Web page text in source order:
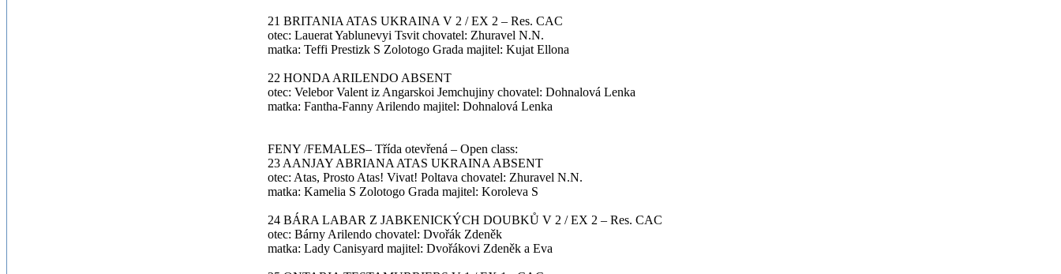
21 BRITANIA ATAS UKRAINA V 2 / EX 2 – Res. CAC
otec: Lauerat Yablunevyi Tsvit chovatel: Zhuravel N.N.
matka: Teffi Prestizk S Zolotogo Grada majitel: Kujat Ellona
22 HONDA ARILENDO ABSENT
otec: Velebor Valent iz Angarskoi Jemchujiny chovatel: Dohnalová Lenka
matka: Fantha-Fanny Arilendo majitel: Dohnalová Lenka
FENY /FEMALES– Třída otevřená – Open class:
23 AANJAY ABRIANA ATAS UKRAINA ABSENT
otec: Atas, Prosto Atas! Vivat! Poltava chovatel: Zhuravel N.N.
matka: Kamelia S Zolotogo Grada majitel: Koroleva S
24 BÁRA LABAR Z JABKENICKÝCH DOUBKŮ V 2 / EX 2 – Res. CAC
otec: Bárny Arilendo chovatel: Dvořák Zdeněk
matka: Lady Canisyard majitel: Dvořákovi Zdeněk a Eva